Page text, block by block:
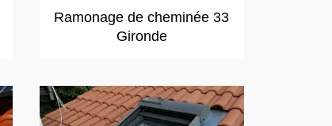
Ramonage de cheminée 33
Gironde